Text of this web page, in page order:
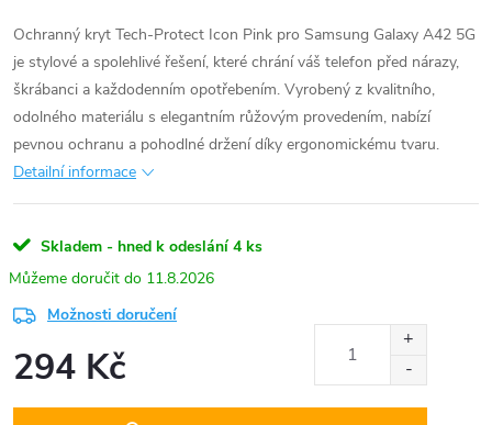
Ochranný kryt Tech-Protect Icon Pink pro Samsung Galaxy A42 5G
je stylové a spolehlivé řešení, které chrání váš telefon před nárazy,
škrábanci a každodenním opotřebením. Vyrobený z kvalitního,
odolného materiálu s elegantním růžovým provedením, nabízí
pevnou ochranu a pohodlné držení díky ergonomickému tvaru.
Detailní informace
Skladem - hned k odeslání 4 ks
11.8.2026
Možnosti doručení
294 Kč